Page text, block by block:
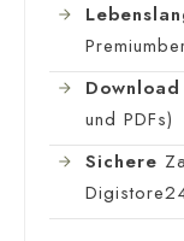
und PDFs)
Sichere